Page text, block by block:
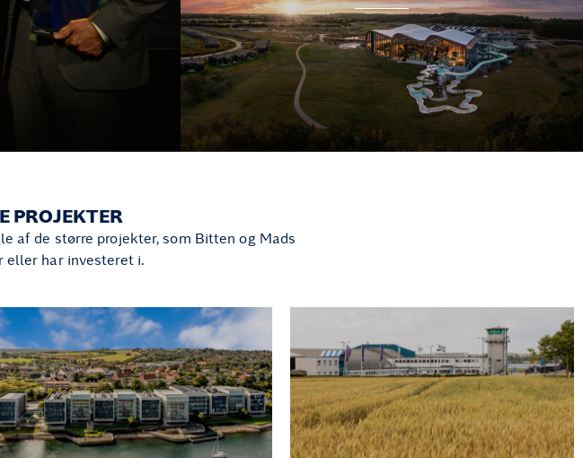
PROJEKTER
af de større projekter, som Bitten og Mads
eller har investeret i.